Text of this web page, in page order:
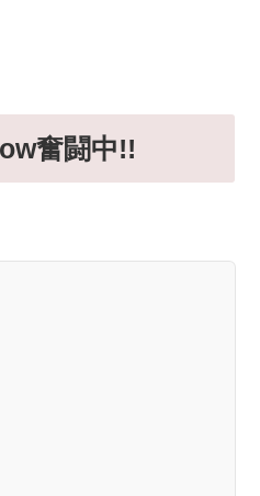
奮闘中!!